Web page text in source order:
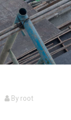
Byroot